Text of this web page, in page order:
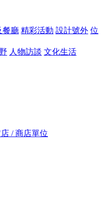
餐廳 精彩活動 設計號外 位
人物訪談 文化生活
/ 商店單位